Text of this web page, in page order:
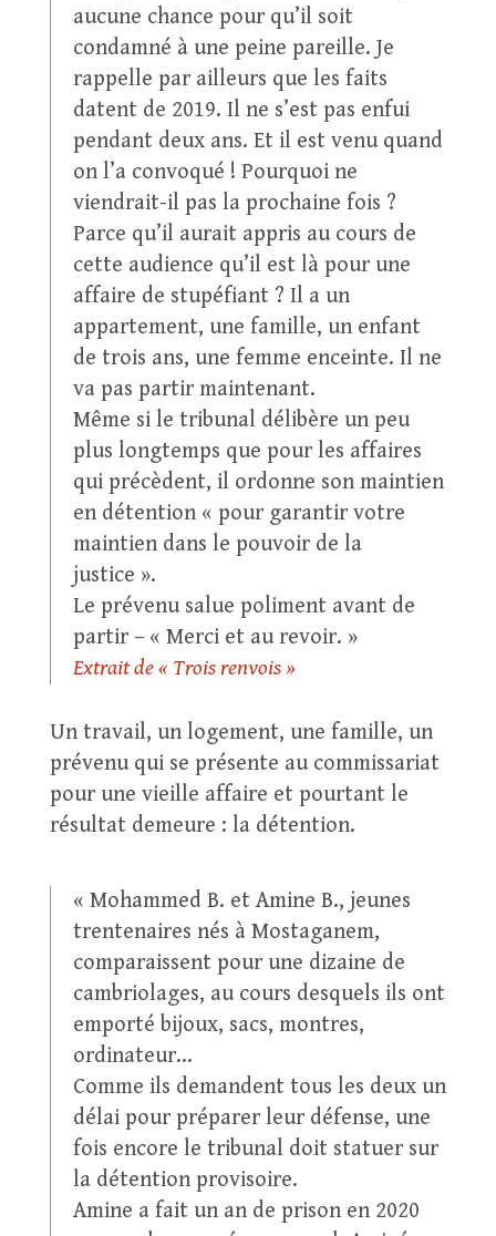
aucune chance pour qu’il soit
condamné à une peine pareille. Je
rappelle par ailleurs que les faits
datent de 2019. Il ne s’est pas enfui
pendant deux ans. Et il est venu quand
on l’a convoqué ! Pourquoi ne
viendrait-il pas la prochaine fois ?
Parce qu’il aurait appris au cours de
cette audience qu’il est là pour une
affaire de stupéfiant ? Il a un
appartement, une famille, un enfant
de trois ans, une femme enceinte. Il ne
va pas partir maintenant.
Même si le tribunal délibère un peu
plus longtemps que pour les affaires
qui précèdent, il ordonne son maintien
en détention « pour garantir votre
maintien dans le pouvoir de la
justice ».
Le prévenu salue poliment avant de
partir – « Merci et au revoir. »
Extrait de « Trois renvois »
Un travail, un logement, une famille, un
prévenu qui se présente au commissariat
pour une vieille affaire et pourtant le
résultat demeure : la détention.
« Mohammed B. et Amine B., jeunes
trentenaires nés à Mostaganem,
comparaissent pour une dizaine de
cambriolages, au cours desquels ils ont
emporté bijoux, sacs, montres,
ordinateur…
Comme ils demandent tous les deux un
délai pour préparer leur défense, une
fois encore le tribunal doit statuer sur
la détention provisoire.
Amine a fait un an de prison en 2020